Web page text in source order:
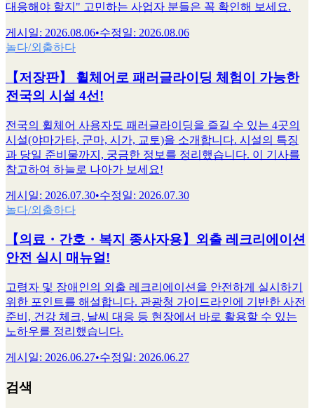
대응해야 할지" 고민하는 사업자 분들은 꼭 확인해 보세요.
게시일: 2026.08.06•수정일: 2026.08.06
놀다/외출하다
【저장판】 휠체어로 패러글라이딩 체험이 가능한
전국의 시설 4선!
전국의 휠체어 사용자도 패러글라이딩을 즐길 수 있는 4곳의
시설(야마가타, 군마, 시가, 교토)을 소개합니다. 시설의 특징
과 당일 준비물까지, 궁금한 정보를 정리했습니다. 이 기사를
참고하여 하늘로 나아가 보세요!
게시일: 2026.07.30•수정일: 2026.07.30
놀다/외출하다
【의료・간호・복지 종사자용】외출 레크리에이션
안전 실시 매뉴얼!
고령자 및 장애인의 외출 레크리에이션을 안전하게 실시하기
위한 포인트를 해설합니다. 관광청 가이드라인에 기반한 사전
준비, 건강 체크, 날씨 대응 등 현장에서 바로 활용할 수 있는
노하우를 정리했습니다.
게시일: 2026.06.27•수정일: 2026.06.27
검색